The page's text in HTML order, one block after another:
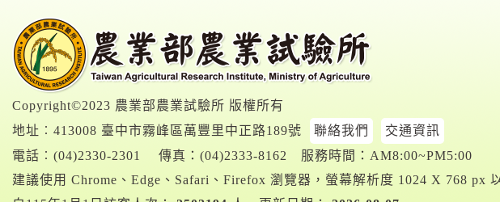
Copyright©2023 農業部農業試驗所 版權所有
地址︰413008 臺中市霧峰區萬豐里中正路189號
聯絡我們
交通資訊
電話︰ (04)2330-2301 傳真：(04)2333-8162
服務時間：AM8:00~PM5:00
建議使用 Chrome、Edge、Safari、Firefox 瀏覽器，螢幕解析度 1024 X 768 px